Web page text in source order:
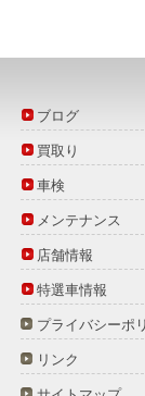
ブログ
買取り
車検
メンテナンス
店舗情報
特選車情報
プライバシーポ
リンク